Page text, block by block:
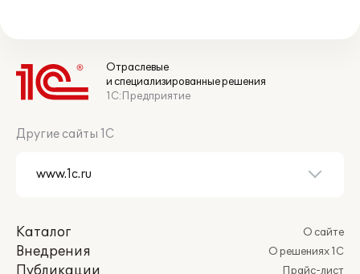
Отраслевые
и специализированные решения
1С:Предприятие
Другие сайты 1С
Каталог
Внедрения
Публикации
О сайте
О решениях 1С
Прайс-лист